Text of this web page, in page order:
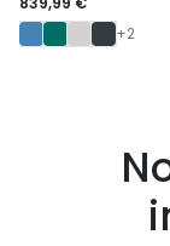
+2